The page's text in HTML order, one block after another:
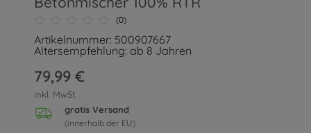
(0)
Artikelnummer: 500907667
Altersempfehlung: ab 8 Jahren
79,99 €
inkl. MwSt.
gratis Versand
(innerhalb der EU)